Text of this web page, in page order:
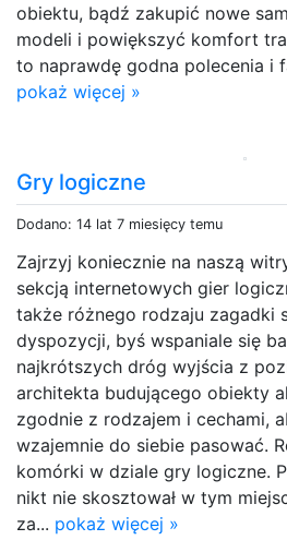
obiektu, bądź zakupić nowe
modeli i powiększyć komfort
to naprawdę godna polecenia i
pokaż więcej »
Gry logiczne
Dodano: 14 lat 7 miesięcy temu
Zajrzyj koniecznie na naszą
sekcją internetowych gier
także różnego rodzaju zagadki
dyspozycji, byś wspaniale się
najkrótszych dróg wyjścia z
architekta budującego obiekty
zgodnie z rodzajem i cechami,
wzajemnie do siebie pasować.
komórki w dziale gry logiczne.
nikt nie skosztował w tym
za... pokaż więcej »